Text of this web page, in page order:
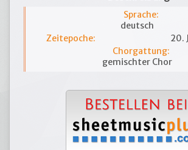
Sprache:
deutsch
Zeitepoche:
20.
Chorgattung:
gemischter Chor